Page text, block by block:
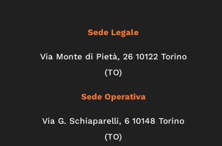
Sede Legale
Via Monte di Pietà, 26 10122 Torino
(TO)
Sede Operativa
Via G. Schiaparelli, 6 10148 Torino
(TO)